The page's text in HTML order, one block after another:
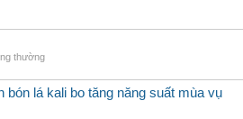
thường
bón lá kali bo tăng năng suất mùa vụ